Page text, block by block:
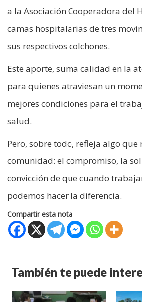
a la Asociación Cooperadora del
camas hospitalarias de tres
sus respectivos colchones.
Este aporte, suma calidad en la
para quienes atraviesan un
mejores condiciones para el
salud.
Pero, sobre todo, refleja algo que
comunidad: el compromiso, la
convicción de que cuando
podemos hacer la diferencia.
Compartir esta nota
También te puede